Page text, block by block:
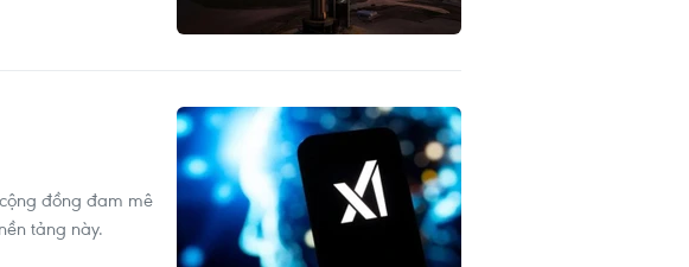
đồng đam mê
tảng này.